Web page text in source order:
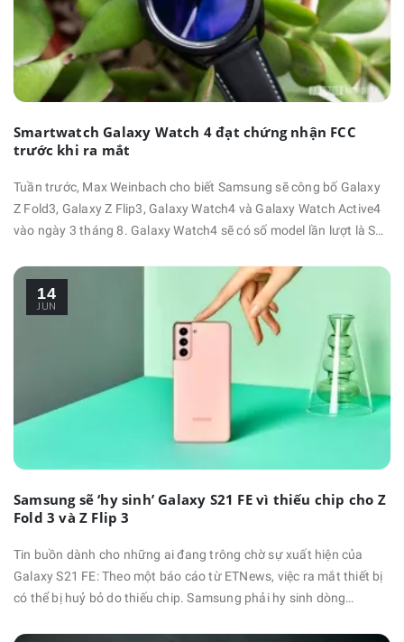
Smartwatch Galaxy Watch 4 đạt chứng nhận FCC
trước khi ra mắt
Tuần trước, Max Weinbach cho biết Samsung sẽ công bố Galaxy
Z Fold3, Galaxy Z Flip3, Galaxy Watch4 và Galaxy Watch Active4
vào ngày 3 tháng 8. Galaxy Watch4 sẽ có số model lần lượt là SM-
thông Liên bang (FCC), tương ứng với các phiên bản LTE và Wi-Fi.
Những tin đồn xung quanh Galaxy Watch 4 đã tiết lộ smartwatch
14
JUN
Samsung sẽ ‘hy sinh’ Galaxy S21 FE vì thiếu chip cho Z
Fold 3 và Z Flip 3
Tin buồn dành cho những ai đang trông chờ sự xuất hiện của
Galaxy S21 FE: Theo một báo cáo từ ETNews, việc ra mắt thiết bị
có thể bị huỷ bỏ do thiếu chip. Samsung phải hy sinh dòng